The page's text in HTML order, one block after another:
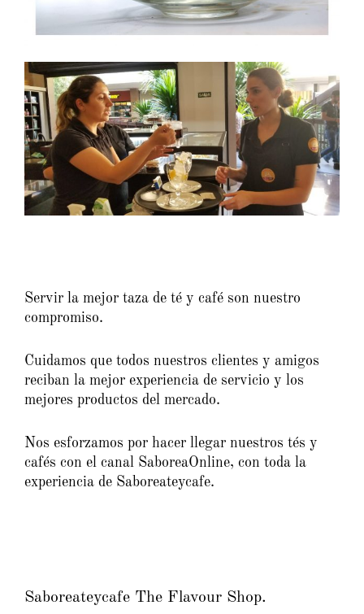
Servir la mejor taza de té y café son nuestro
compromiso.
Cuidamos que todos nuestros clientes y amigos
reciban la mejor experiencia de servicio y los
mejores productos del mercado.
Nos esforzamos por hacer llegar nuestros tés y
cafés con el canal SaboreaOnline, con toda la
experiencia de Saboreateycafe.
Saboreateycafe The Flavour Shop.